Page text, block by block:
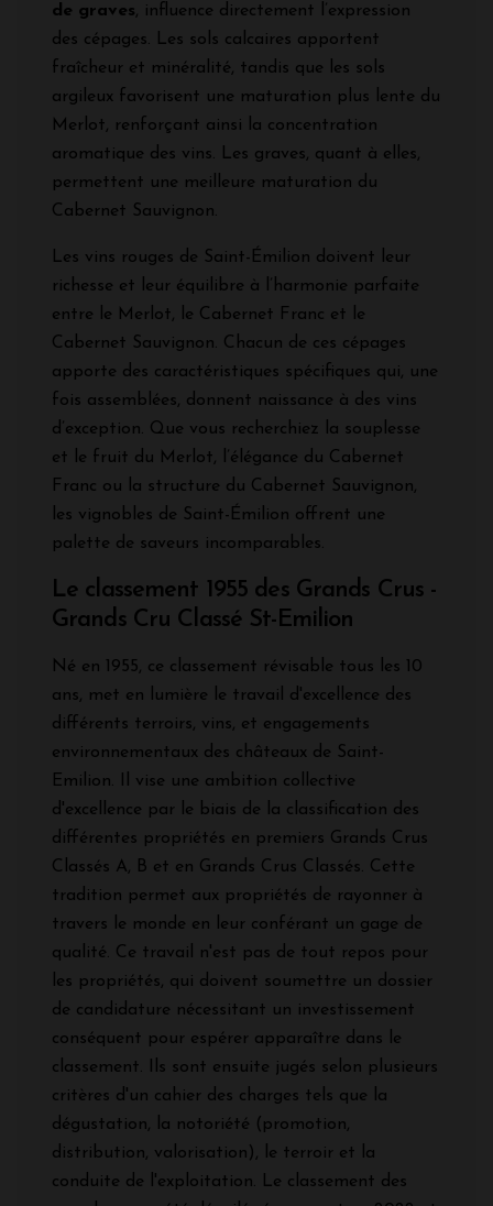
de graves, influence directement l’expression
des cépages. Les sols calcaires apportent
fraîcheur et minéralité, tandis que les sols
argileux favorisent une maturation plus lente du
Merlot, renforçant ainsi la concentration
aromatique des vins. Les graves, quant à elles,
permettent une meilleure maturation du
Cabernet Sauvignon.
Les vins rouges de Saint-Émilion doivent leur
richesse et leur équilibre à l’harmonie parfaite
entre le Merlot, le Cabernet Franc et le
Cabernet Sauvignon. Chacun de ces cépages
apporte des caractéristiques spécifiques qui, une
fois assemblées, donnent naissance à des vins
d’exception. Que vous recherchiez la souplesse
et le fruit du Merlot, l’élégance du Cabernet
Franc ou la structure du Cabernet Sauvignon,
les vignobles de Saint-Émilion offrent une
palette de saveurs incomparables.
Le classement 1955 des Grands Crus -
Grands Cru Classé St-Emilion
Né en 1955, ce classement révisable tous les 10
ans, met en lumière le travail d'excellence des
différents terroirs, vins, et engagements
environnementaux des châteaux de Saint-
Emilion. Il vise une ambition collective
d'excellence par le biais de la classification des
différentes propriétés en premiers Grands Crus
Classés A, B et en Grands Crus Classés. Cette
tradition permet aux propriétés de rayonner à
travers le monde en leur conférant un gage de
qualité. Ce travail n'est pas de tout repos pour
les propriétés, qui doivent soumettre un dossier
de candidature nécessitant un investissement
conséquent pour espérer apparaître dans le
classement. Ils sont ensuite jugés selon plusieurs
critères d'un cahier des charges tels que la
dégustation, la notoriété (promotion,
distribution, valorisation), le terroir et la
conduite de l'exploitation. Le classement des